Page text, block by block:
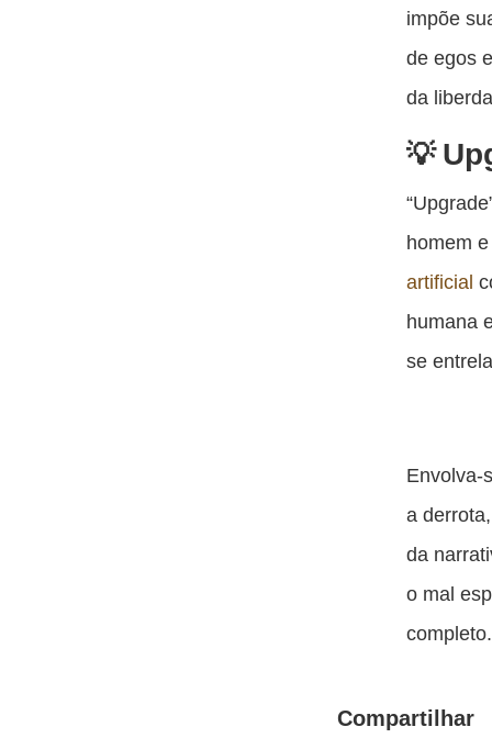
impõe
de egos
da
homem
artificial
humana
se
Envolva-
a
da
o mal
completo.
Compartilhar